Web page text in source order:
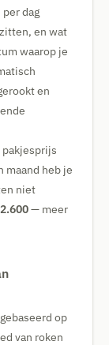
dag
en wat
waarop je
en
pakjesprijs
maand heb je
niet
— meer
op
van roken